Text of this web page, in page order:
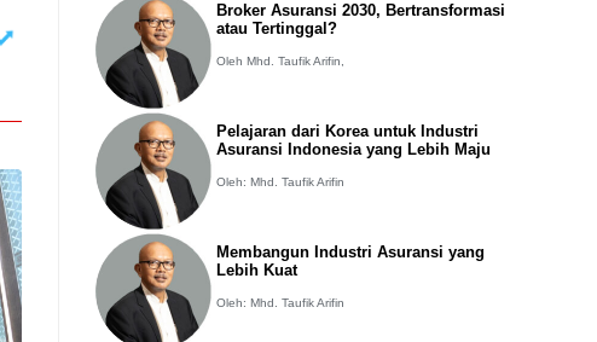
Broker Asuransi 2030, Bertransformasi
atau Tertinggal?
Oleh Mhd. Taufik Arifin,
Pelajaran dari Korea untuk Industri
Asuransi Indonesia yang Lebih Maju
Oleh: Mhd. Taufik Arifin
Membangun Industri Asuransi yang
Lebih Kuat
Oleh: Mhd. Taufik Arifin